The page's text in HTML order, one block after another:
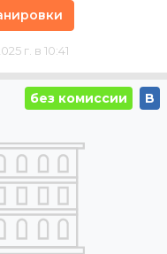
г. в 10:41
без комиссии B